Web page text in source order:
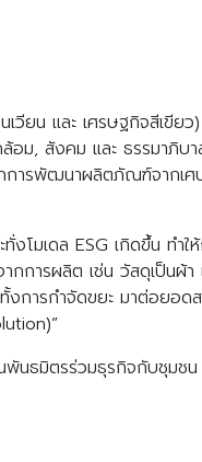
เวียน และ เศรษฐกิจสีเขีย
อม, สังคม และ ธรรมาภิบ
กการพัฒนาผลิตภัณฑ์จากเ
งโมเดล ESG เกิดขึ้น ทำใ
กการผลิต เช่น วัสดุเป็นผ้า
งการกำจัดขยะ มาต่อยอด
พันธมิตรร่วมธุรกิจกับชุมช